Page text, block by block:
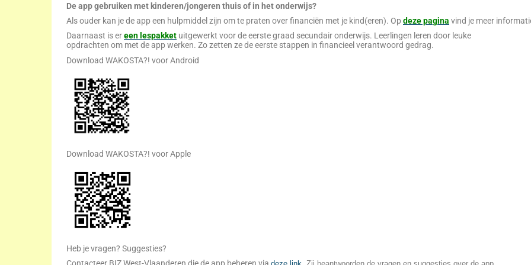
De app gebruiken met kinderen/jongeren thuis of in het onderwijs?
Als ouder kan je de app een hulpmiddel zijn om te praten over financiën met je kind(eren). Op deze pagina vind je meer
Daarnaast is ereen lespakket uitgewerkt voor de eerste graad secundair onderwijs. Leerlingen leren door leuke
opdrachten om met de app werken. Zo zetten ze de eerste stappen in financieel verantwoord gedrag.
Download WAKOSTA?! voor Android
Download WAKOSTA?! voor Apple
Heb je vragen? Suggesties?